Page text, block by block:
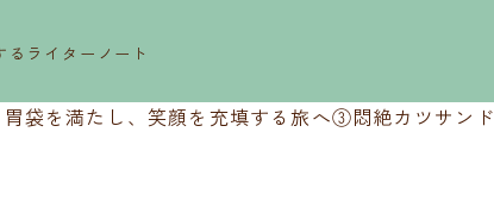
ライターノート
胃袋を満たし、笑顔を充填する旅へ③悶絶カツサンド